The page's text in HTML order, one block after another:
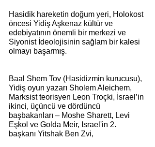
Hasidik hareketin doğum yeri, Holokost
öncesi Yidiş Aşkenaz kültür ve
edebiyatının önemli bir merkezi ve
Siyonist İdeolojisinin sağlam bir kalesi
olmayı başarmış.
Baal Shem Tov (Hasidizmin kurucusu),
Yidiş oyun yazarı Sholem Aleichem,
Marksist teorisyen Leon Troçki, İsrael’in
ikinci, üçüncü ve dördüncü
başbakanları – Moshe Sharett, Levi
Eşkol ve Golda Meir, Israel'in 2.
başkanı Yitshak Ben Zvi,